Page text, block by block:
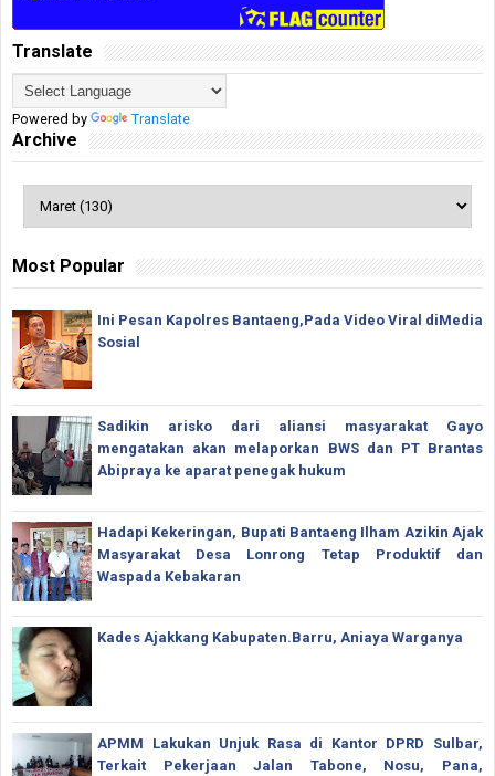
Translate
Powered by Translate
Archive
Most Popular
Ini Pesan Kapolres Bantaeng,Pada Video Viral diMedia
Sosial
Sadikin arisko dari aliansi masyarakat Gayo
mengatakan akan melaporkan BWS dan PT Brantas
Abipraya ke aparat penegak hukum
Hadapi Kekeringan, Bupati Bantaeng Ilham Azikin Ajak
Masyarakat Desa Lonrong Tetap Produktif dan
Waspada Kebakaran
Kades Ajakkang Kabupaten.Barru, Aniaya Warganya
APMM Lakukan Unjuk Rasa di Kantor DPRD Sulbar,
Terkait Pekerjaan Jalan Tabone, Nosu, Pana,